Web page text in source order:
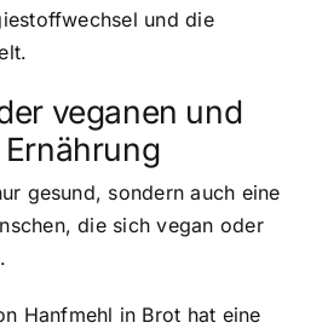
und die
veganen und
gesund, sondern auch eine
die sich vegan oder
Hanfmehl in Brot hat eine